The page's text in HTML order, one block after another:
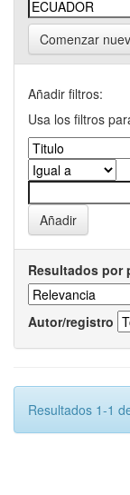
Comenzar
Añadir filtros:
Usa los filtros
Resultados por
Autor/registro
Resultados 1-1